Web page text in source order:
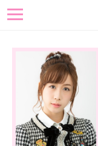
toggle
navigation